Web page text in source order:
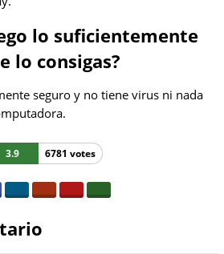
lo suficientemente
lo consigas?
seguro y no tiene virus ni nada
3.9 6781 votes